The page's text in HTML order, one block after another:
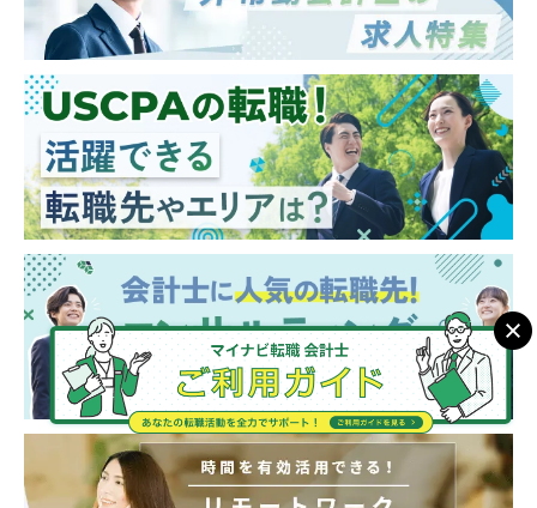
■年功序列ではなく、実績/能力ベースでの評
■またM&A未経験者の場合は、財務DDから経
験し、その後バリュエーション、FA、PMIや
ビジネスDDなども経験してM&Aにかかる必
要業務を一気通貫に経験する機会を得られま
す。
■アソシエイト ⇒ シニアアソシエイト
⇒ アシスタントマネージャー
■マネージャーからはマネジメントコース
（チームを牽引）、専門コース（各事業部の
チームにて専門性を発揮）に分岐。シニアマ
ネージャー、ディレクター。
■事業部長 ⇒ 副部門長 ⇒ 部門長（FAS
部門のトップ）
※所属は株式会社AGSコンサルティングにな
り、株式会社AGS FASに出向する形態になり
ます。